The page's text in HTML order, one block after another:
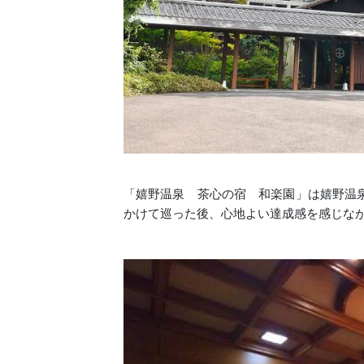
「嬉野温泉 茶心の宿 和楽園」は嬉野温
かけて巡った後、心地よい達成感を感じな